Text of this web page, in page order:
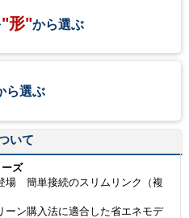
"形"から選ぶ
ら選ぶ
いて
ズ
場 簡単接続のスリムリンク（複
ーン購入法に適合した省エネモデ